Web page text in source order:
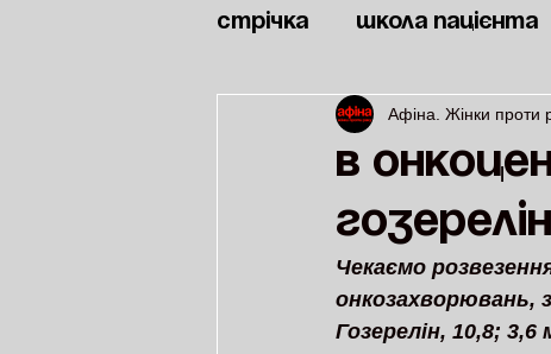
Стрічка Школа пацієнта
Новини Дві війни
В
гозерелін
Афіна. Жінки проти
Чекаємо
онкозахворювань,
Гозерелін, 10,8;